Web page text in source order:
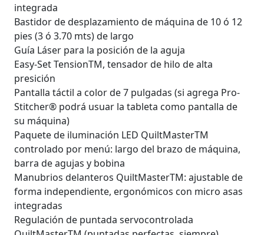
integrada
Bastidor de desplazamiento de máquina de 10 ó 12
pies (3 ó 3.70 mts) de largo
Guía Láser para la posición de la aguja
Easy-Set TensionTM, tensador de hilo de alta
presición
Pantalla táctil a color de 7 pulgadas (si agrega Pro-
Stitcher® podrá usuar la tableta como pantalla de
su máquina)
Paquete de iluminación LED QuiltMasterTM
controlado por menú: largo del brazo de máquina,
barra de agujas y bobina
Manubrios delanteros QuiltMasterTM: ajustable de
forma independiente, ergonómicos con micro asas
integradas
Regulación de puntada servocontrolada